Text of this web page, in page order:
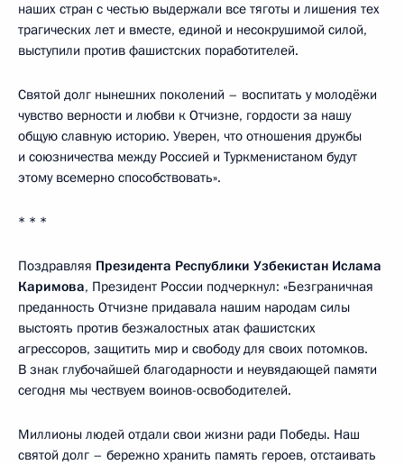
наших стран с честью выдержали все тяготы и лишения тех
трагических лет и вместе, единой и несокрушимой силой,
выступили против фашистских поработителей.
Святой долг нынешних поколений – воспитать у молодёжи
чувство верности и любви к Отчизне, гордости за нашу
общую славную историю. Уверен, что отношения дружбы
и союзничества между Россией и Туркменистаном будут
этому всемерно способствовать».
* * *
Поздравляя Президента Республики Узбекистан Ислама
Каримова, Президент России подчеркнул: «Безграничная
преданность Отчизне придавала нашим народам силы
выстоять против безжалостных атак фашистских
агрессоров, защитить мир и свободу для своих потомков.
В знак глубочайшей благодарности и неувядающей памяти
сегодня мы чествуем воинов-освободителей.
Миллионы людей отдали свои жизни ради Победы. Наш
святой долг – бережно хранить память героев, отстаивать